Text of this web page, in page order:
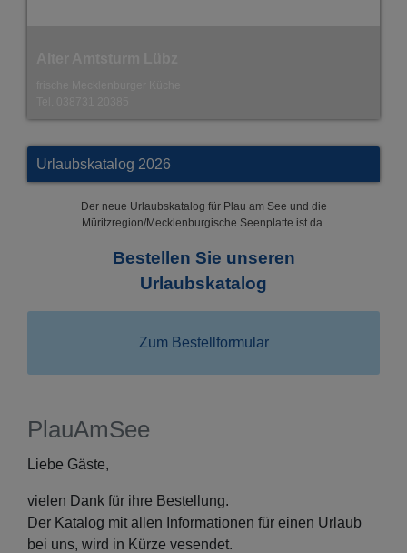
Urlaubskatalog 2026
Der neue Urlaubskatalog für Plau am See und die
Müritzregion/Mecklenburgische Seenplatte ist da.
Bestellen Sie unseren
Urlaubskatalog
Zum Bestellformular
PlauAmSee
Liebe Gäste,
vielen Dank für ihre Bestellung.
Der Katalog mit allen Informationen für einen Urlaub
bei uns, wird in Kürze vesendet.